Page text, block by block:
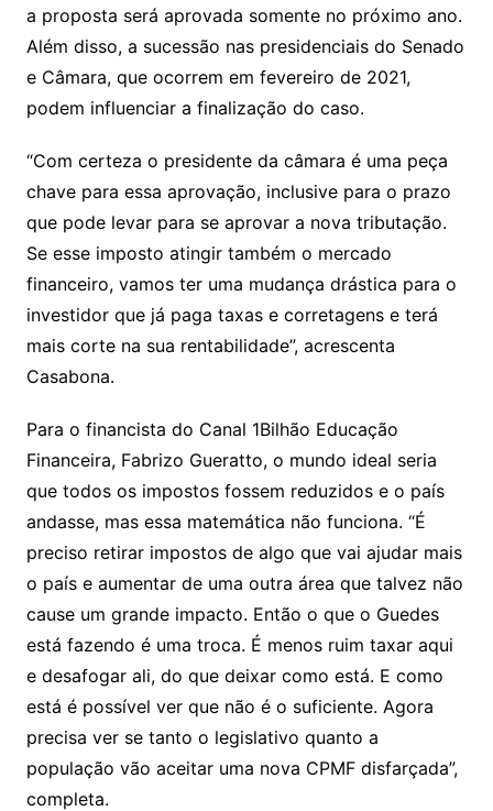
a proposta será aprovada somente no próximo ano.
Além disso, a sucessão nas presidenciais do Senado
e Câmara, que ocorrem em fevereiro de 2021,
podem influenciar a finalização do caso.
“Com certeza o presidente da câmara é uma peça
chave para essa aprovação, inclusive para o prazo
que pode levar para se aprovar a nova tributação.
Se esse imposto atingir também o mercado
financeiro, vamos ter uma mudança drástica para o
investidor que já paga taxas e corretagens e terá
mais corte na sua rentabilidade”, acrescenta
Casabona.
Para o financista do Canal 1Bilhão Educação
Financeira, Fabrizo Gueratto, o mundo ideal seria
que todos os impostos fossem reduzidos e o país
andasse, mas essa matemática não funciona. “É
preciso retirar impostos de algo que vai ajudar mais
o país e aumentar de uma outra área que talvez não
cause um grande impacto. Então o que o Guedes
está fazendo é uma troca. É menos ruim taxar aqui
e desafogar ali, do que deixar como está. E como
está é possível ver que não é o suficiente. Agora
precisa ver se tanto o legislativo quanto a
população vão aceitar uma nova CPMF disfarçada”,
completa.